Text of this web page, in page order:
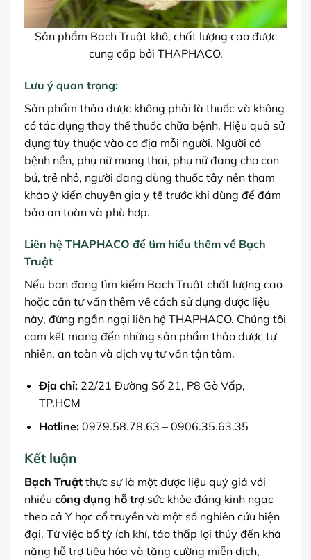
Sản phẩm Bạch Truật khô, chất lượng cao được
cung cấp bởi THAPHACO.
Lưu ý quan trọng:
Sản phẩm thảo dược không phải là thuốc và không
có tác dụng thay thế thuốc chữa bệnh. Hiệu quả sử
dụng tùy thuộc vào cơ địa mỗi người. Người có
bệnh nền, phụ nữ mang thai, phụ nữ đang cho con
bú, trẻ nhỏ, người đang dùng thuốc tây nên tham
khảo ý kiến chuyên gia y tế trước khi dùng để đảm
bảo an toàn và phù hợp.
Liên hệ THAPHACO để tìm hiểu thêm về Bạch
Truật
Nếu bạn đang tìm kiếm Bạch Truật chất lượng cao
hoặc cần tư vấn thêm về cách sử dụng dược liệu
này, đừng ngần ngại liên hệ THAPHACO. Chúng tôi
cam kết mang đến những sản phẩm thảo dược tự
nhiên, an toàn và dịch vụ tư vấn tận tâm.
Địa chỉ:22/21 Đường Số 21, P8 Gò Vấp,
TP.HCM
Hotline:0979.58.78.63 – 0906.35.63.35
Kết luận
Bạch Truật thực sự là một dược liệu quý giá với
nhiều công dụng hỗ trợ sức khỏe đáng kinh ngạc
theo cả Y học cổ truyền và một số nghiên cứu hiện
đại. Từ việc bổ tỳ ích khí, táo thấp lợi thủy đến khả
năng hỗ trợ tiêu hóa và tăng cường miễn dịch,